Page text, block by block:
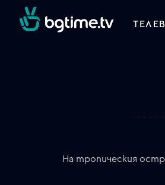
На тропическия